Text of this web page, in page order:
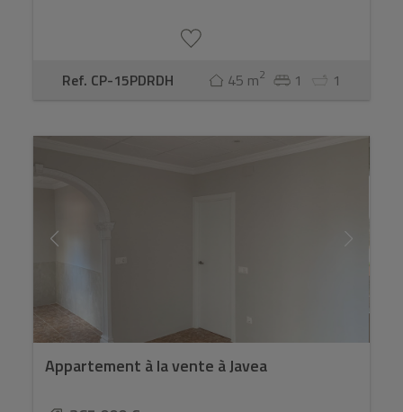
Ref. CP-15PDRDH 45 m2 1 1
Appartement à la vente à Javea